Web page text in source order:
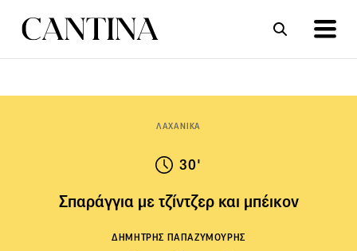
ΛΑΧΑΝΙΚΑ
30'
Σπαράγγια με τζίντζερ και μπέικον
ΔΗΜΗΤΡΗΣ ΠΑΠΑΖΥΜΟΥΡΗΣ